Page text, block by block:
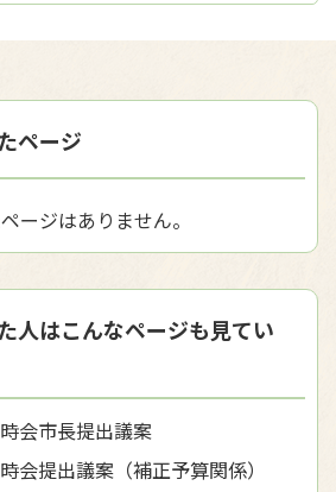
ページ
ージはありません。
人はこんなページも見てい
会市長提出議案
会提出議案（補正予算関係）